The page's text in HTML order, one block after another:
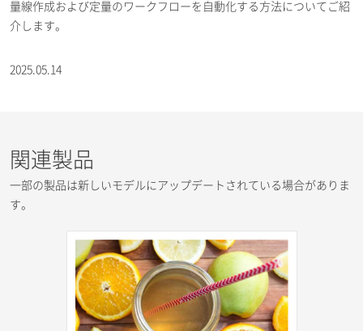
量線作成および定量のワークフローを自動化する方法についてご紹
介します。
2025.05.14
関連製品
一部の製品は新しいモデルにアップデートされている場合がありま
す。